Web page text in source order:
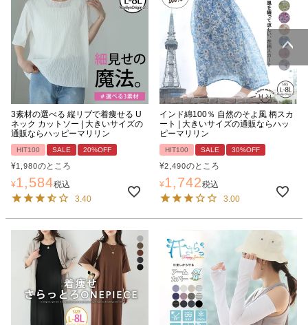
3素材の選べる 縦リブで着痩せる U
ネック カットソー | 大きいサイズの
通販ならハッピーマリリン
HIT100 SALE 20%OFF
¥1,980のところ
¥1,584税込
3.40
インド綿100％ 自然のそよ風 柄スカ
ート | 大きいサイズの通販ならハッ
ピーマリリン
HIT100 SALE 30%OFF
¥2,490のところ
¥1,742税込
3.00
ページトッ
プへ